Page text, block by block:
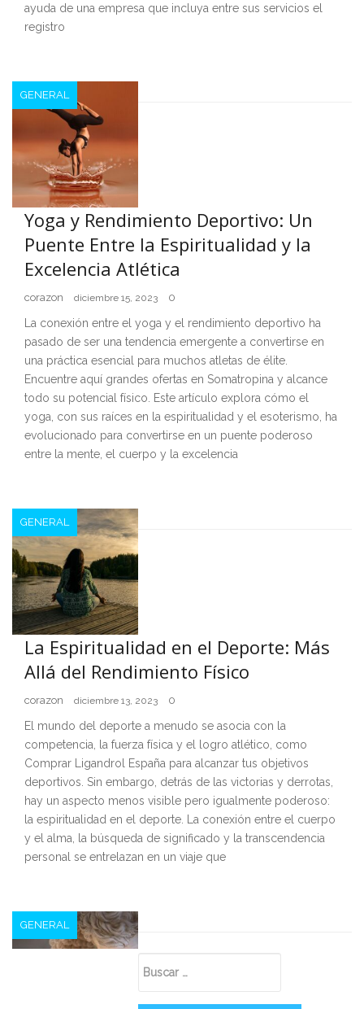
ayuda de una empresa que incluya entre sus servicios el
registro
GENERAL
Yoga y Rendimiento Deportivo: Un
Puente Entre la Espiritualidad y la
Excelencia Atlética
corazon diciembre 15, 2023 0
La conexión entre el yoga y el rendimiento deportivo ha
pasado de ser una tendencia emergente a convertirse en
una práctica esencial para muchos atletas de élite.
Encuentre aquí grandes ofertas en Somatropina y alcance
todo su potencial físico. Este artículo explora cómo el
yoga, con sus raíces en la espiritualidad y el esoterismo, ha
evolucionado para convertirse en un puente poderoso
entre la mente, el cuerpo y la excelencia
GENERAL
La Espiritualidad en el Deporte: Más
Allá del Rendimiento Físico
corazon diciembre 13, 2023 0
El mundo del deporte a menudo se asocia con la
competencia, la fuerza física y el logro atlético, como
Comprar Ligandrol España para alcanzar tus objetivos
deportivos. Sin embargo, detrás de las victorias y derrotas,
hay un aspecto menos visible pero igualmente poderoso:
la espiritualidad en el deporte. La conexión entre el cuerpo
y el alma, la búsqueda de significado y la transcendencia
personal se entrelazan en un viaje que
GENERAL